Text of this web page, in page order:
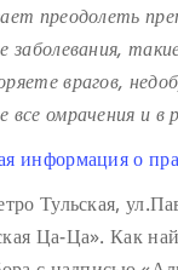
преодолеть
заболевания,
врагов,
все омрачения и
информация о
Тульская,
Ца-Ца». Как